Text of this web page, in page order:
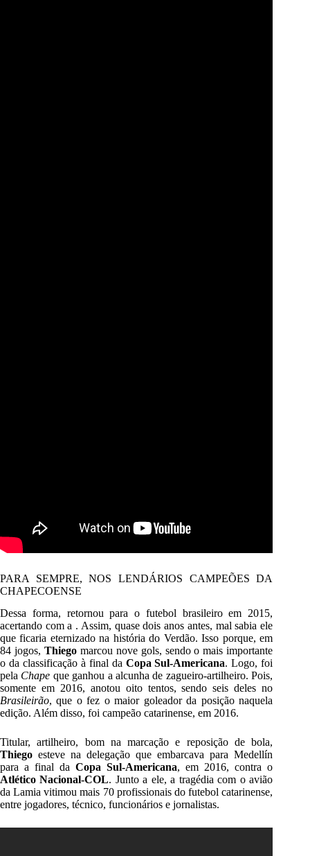
PARA SEMPRE, NOS LENDÁRIOS CAMPEÕES DA
CHAPECOENSE
Dessa forma, retornou para o futebol brasileiro em 2015,
acertando com a . Assim, quase dois anos antes, mal sabia ele
que ficaria eternizado na história do Verdão. Isso porque, em
84 jogos, Thiegomarcou nove gols, sendo o mais importante
o da classificação à final da Copa Sul-Americana. Logo, foi
pela Chape que ganhou a alcunha de zagueiro-artilheiro. Pois,
somente em 2016, anotou oito tentos, sendo seis deles no
Brasileirão, que o fez o maior goleador da posição naquela
edição. Além disso, foi campeão catarinense, em 2016.
Titular, artilheiro, bom na marcação e reposição de bola,
Thiego esteve na delegação que embarcava para Medellín
para a final daCopa Sul-Americana, em 2016, contra o
Atlético Nacional-COL. Junto a ele, a tragédia com o avião
da Lamia vitimou mais 70 profissionais do futebol catarinense,
entre jogadores, técnico, funcionários e jornalistas.